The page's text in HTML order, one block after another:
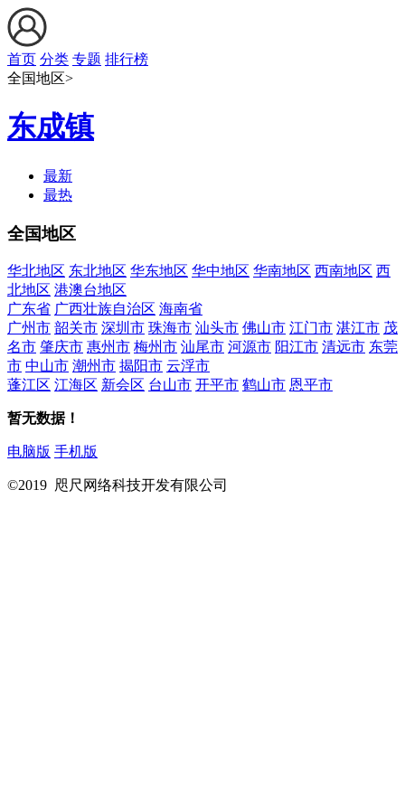
首页 分类 专题 排行榜
全国地区>
东成镇
最新
最热
全国地区
华北地区 东北地区 华东地区 华中地区 华南地区 西南地区 西
北地区 港澳台地区
广东省 广西壮族自治区 海南省
广州市 韶关市 深圳市 珠海市 汕头市 佛山市 江门市 湛江市 茂
名市 肇庆市 惠州市 梅州市 汕尾市 河源市 阳江市 清远市 东莞
市 中山市 潮州市 揭阳市 云浮市
蓬江区 江海区 新会区 台山市 开平市 鹤山市 恩平市
暂无数据！
电脑版 手机版
©2019 咫尺网络科技开发有限公司